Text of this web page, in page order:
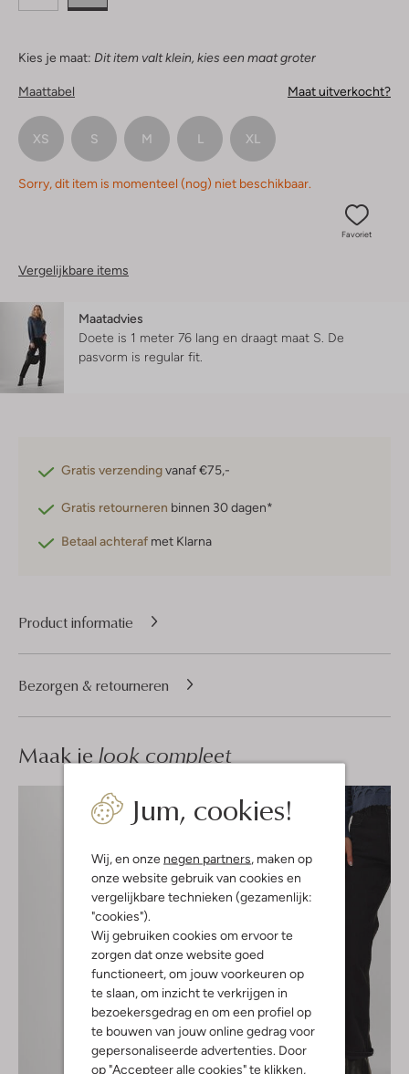
Jum, cookies!
Wij, en onze negen partners , maken op
onze website gebruik van cookies en
vergelijkbare technieken (gezamenlijk:
"cookies").
Wij gebruiken cookies om ervoor te
zorgen dat onze website goed
functioneert, om jouw voorkeuren op
te slaan, om inzicht te verkrijgen in
bezoekersgedrag en om een profiel op
te bouwen van jouw online gedrag voor
gepersonaliseerde advertenties. Door
op "Accepteer alle cookies" te klikken,
Kies je maat: Dit item valt klein, kies een maat groter
Maattabel Maat uitverkocht?
XS S M L XL
Sorry, dit item is momenteel (nog) niet beschikbaar.
Favoriet
Vergelijkbare items
Maatadvies
Doete is 1 meter 76 lang en draagt maat S. De
pasvorm is regular fit
Gratis verzendingvanaf €75,-
Gratis retourneren binnen 30 dagen*
Betaal achteraf met Klarna
Product informatie
Bezorgen & retourneren
Maak jelook compleet